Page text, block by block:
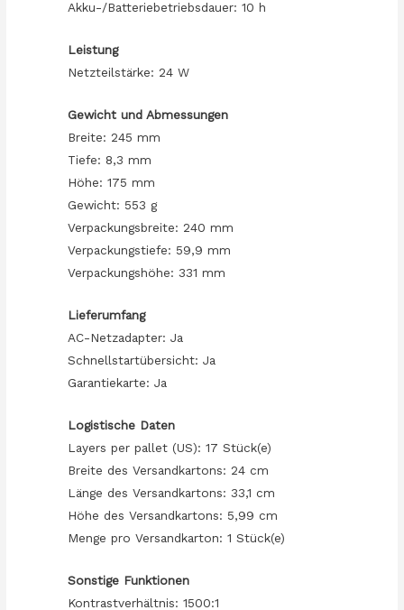
Akku-/Batteriebetriebsdauer: 10 h
Leistung
Netzteilstärke: 24 W
Gewicht und Abmessungen
Breite: 245 mm
Tiefe: 8,3 mm
Höhe: 175 mm
Gewicht: 553 g
Verpackungsbreite: 240 mm
Verpackungstiefe: 59,9 mm
Verpackungshöhe: 331 mm
Lieferumfang
AC-Netzadapter: Ja
Schnellstartübersicht: Ja
Garantiekarte: Ja
Logistische Daten
Layers per pallet (US): 17 Stück(e)
Breite des Versandkartons: 24 cm
Länge des Versandkartons: 33,1 cm
Höhe des Versandkartons: 5,99 cm
Menge pro Versandkarton: 1 Stück(e)
Sonstige Funktionen
Kontrastverhältnis: 1500:1